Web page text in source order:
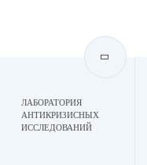
ЛАБОРАТОРИЯ
АНТИКРИЗИСНЫХ
ИССЛЕДОВАНИЙ